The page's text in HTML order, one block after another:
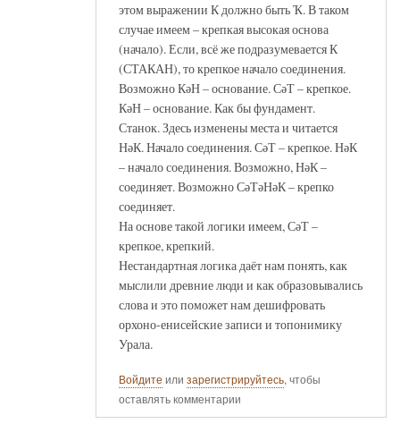
этом выражении К должно быть Ҡ. В таком
случае имеем – крепкая высокая основа
(начало). Если, всё же подразумевается К
(СТАКАН), то крепкое начало соединения.
Возможно КәН – основание. СәТ – крепкое.
КәН – основание. Как бы фундамент.
Станок. Здесь изменены места и читается
НәК. Начало соединения. СәТ – крепкое. НәК
– начало соединения. Возможно, НәК –
соединяет. Возможно СәТәНәК – крепко
соединяет.
На основе такой логики имеем, СәТ –
крепкое, крепкий.
Нестандартная логика даёт нам понять, как
мыслили древние люди и как образовывались
слова и это поможет нам дешифровать
орхоно-енисейские записи и топонимику
Урала.
Войдите или зарегистрируйтесь, чтобы
оставлять комментарии